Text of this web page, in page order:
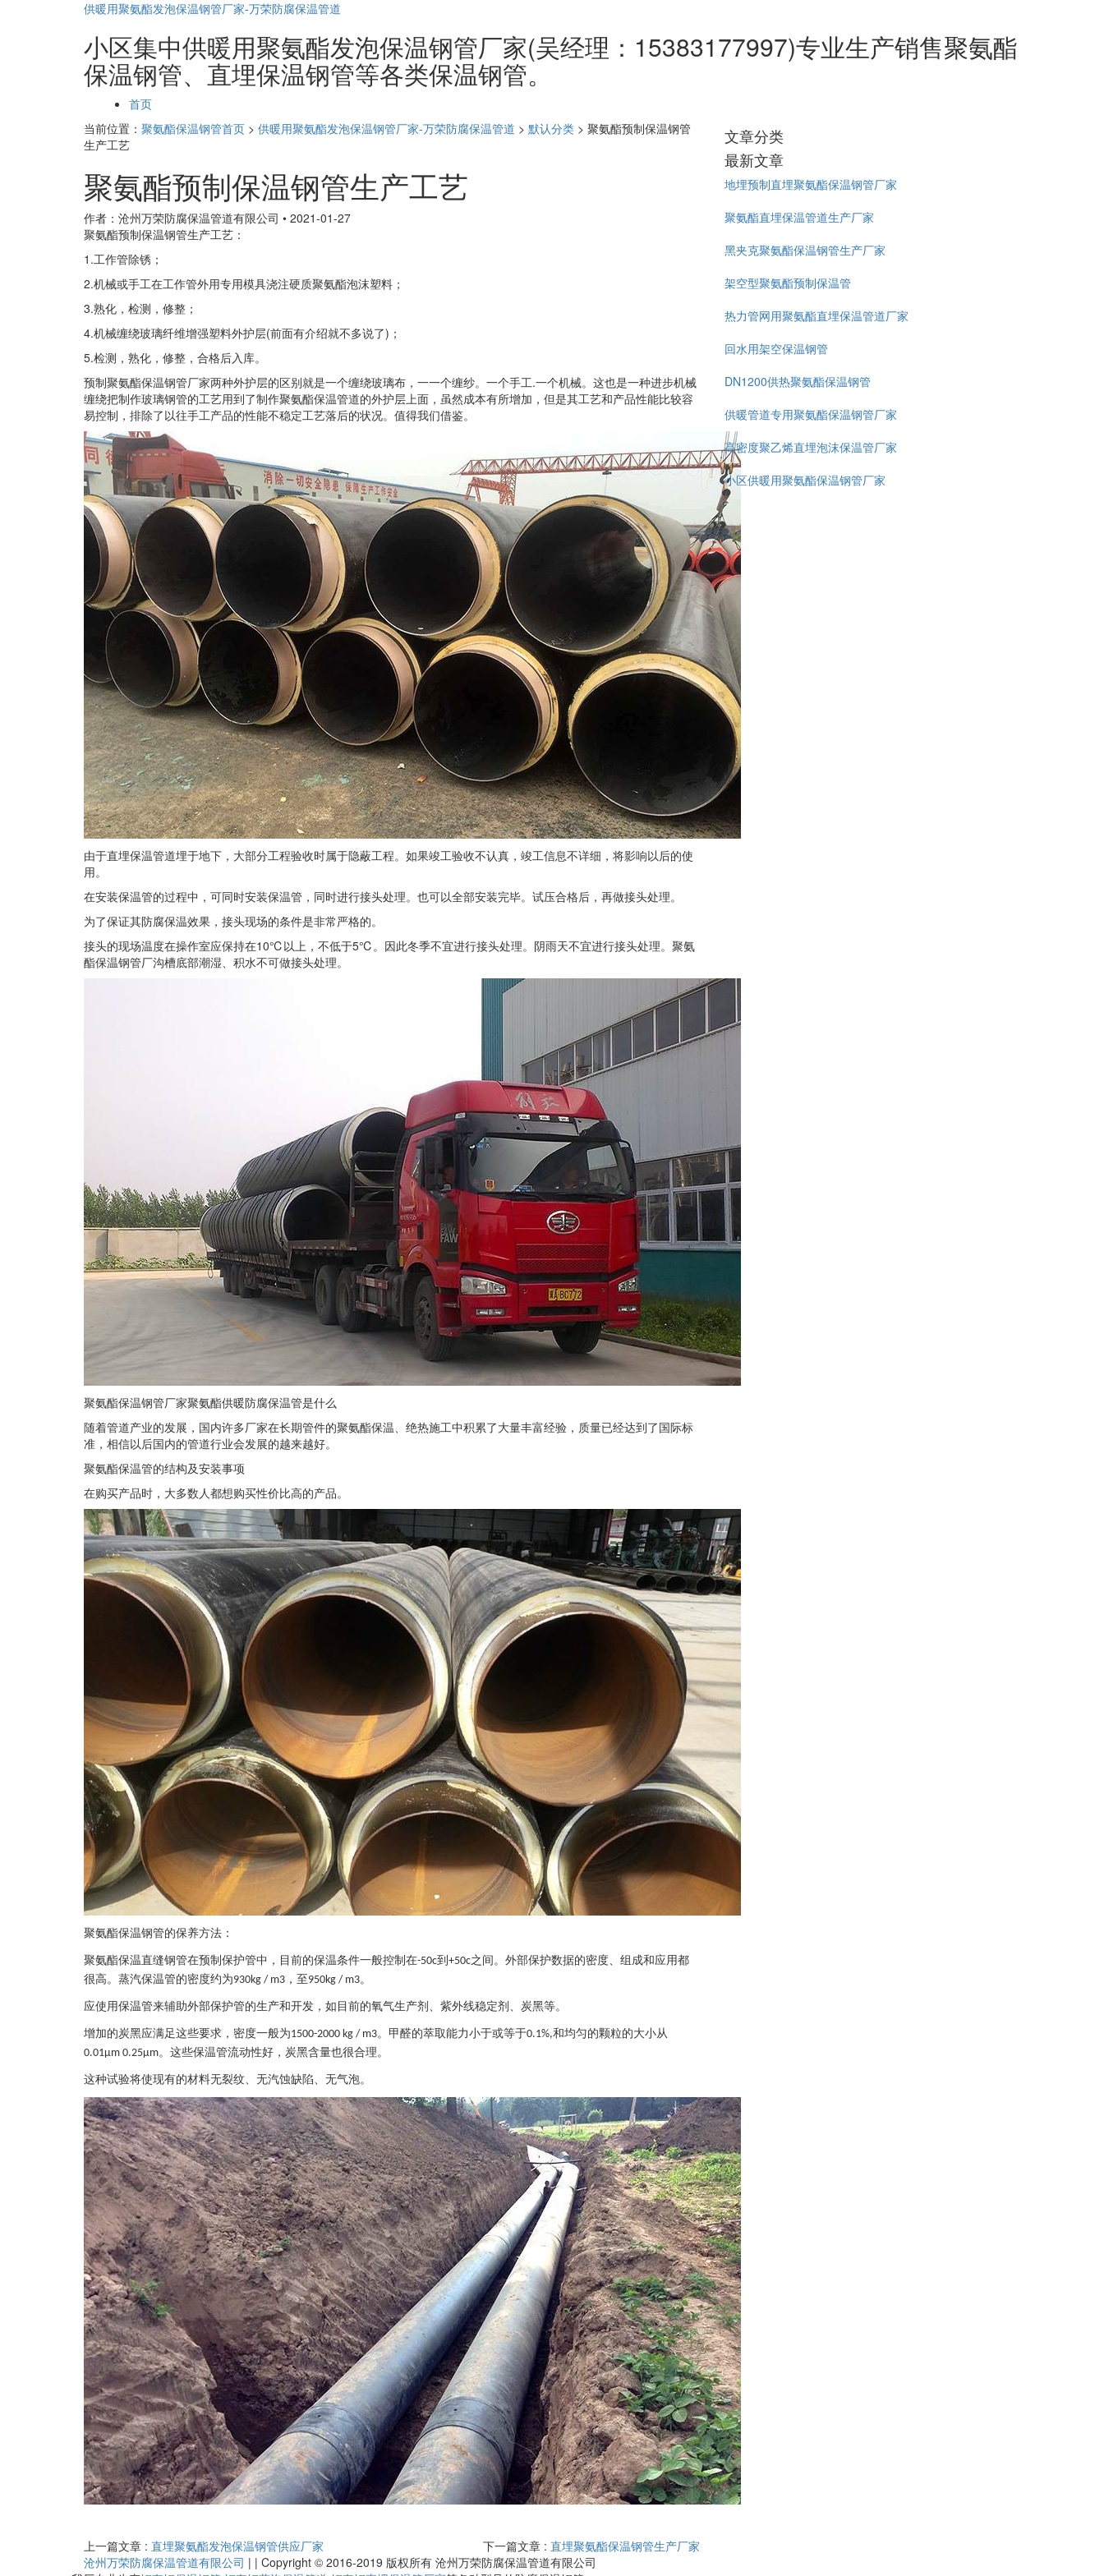
供暖用聚氨酯发泡保温钢管厂家-万荣防腐保温管道
小区集中供暖用聚氨酯发泡保温钢管厂家(吴经理：15383177997)专业生产销售聚氨酯
保温钢管、直埋保温钢管等各类保温钢管。
面
导
航
首页
当前位置： 聚氨酯保温钢管首页 > 供暖用聚氨酯发泡保温钢管厂家-万荣防腐保温管道 > 默认分类 > 聚氨酯预制保温钢管
生产工艺
聚氨酯预制保温钢管生产工艺
作者：沧州万荣防腐保温管道有限公司 • 2021-01-27
聚氨酯预制保温钢管生产工艺：
1.工作管除锈；
2.机械或手工在工作管外用专用模具浇注硬质聚氨酯泡沫塑料；
3.熟化，检测，修整；
4.机械缠绕玻璃纤维增强塑料外护层(前面有介绍就不多说了)；
5.检测，熟化，修整，合格后入库。
预制聚氨酯保温钢管厂家两种外护层的区别就是一个缠绕玻璃布，一一个缠纱。一个手工.一个机械。这也是一种进步机械
缠绕把制作玻璃钢管的工艺用到了制作聚氨酯保温管道的外护层上面，虽然成本有所增加，但是其工艺和产品性能比较容
易控制，排除了以往手工产品的性能不稳定工艺落后的状况。值得我们借鉴。
由于直埋保温管道埋于地下，大部分工程验收时属于隐蔽工程。如果竣工验收不认真，竣工信息不详细，将影响以后的使
用。
在安装保温管的过程中，可同时安装保温管，同时进行接头处理。也可以全部安装完毕。试压合格后，再做接头处理。
为了保证其防腐保温效果，接头现场的条件是非常严格的。
接头的现场温度在操作室应保持在10℃以上，不低于5℃。因此冬季不宜进行接头处理。阴雨天不宜进行接头处理。聚氨
酯保温钢管厂沟槽底部潮湿、积水不可做接头处理。
聚氨酯保温钢管厂家聚氨酯供暖防腐保温管是什么
随着管道产业的发展，国内许多厂家在长期管件的聚氨酯保温、绝热施工中积累了大量丰富经验，质量已经达到了国际标
准，相信以后国内的管道行业会发展的越来越好。
聚氨酯保温管的结构及安装事项
在购买产品时，大多数人都想购买性价比高的产品。
聚氨酯保温钢管的保养方法：
聚氨酯保温直缝钢管在预制保护管中，目前的保温条件一般控制在-50c到 +50c之间。外部保护数据的密度、组成和应用都
很高。蒸汽保温管的密度约为930kg / m3 ，至 950kg / m3。
应使用保温管来辅助外部保护管的生产和开发，如目前的氧气生产剂、紫外线稳定剂、炭黑等。
增加的炭黑应满足这些要求，密度一般为1500-2000 kg / m3。甲醛的萃取能力小于或等于0.1%,和均匀的颗粒的大小从
0.01μm 0.25μm。这些保温管流动性好，炭黑含量也很合理。
这种试验将使现有的材料无裂纹、无汽蚀缺陷、无气泡。
上一篇文章 : 直埋聚氨酯发泡保温钢管供应厂家 下一篇文章 : 直埋聚氨酯保温钢管生产厂家
文章分类
最新文章
地埋预制直埋聚氨酯保温钢管厂家
聚氨酯直埋保温管道生产厂家
黑夹克聚氨酯保温钢管生产厂家
架空型聚氨酯预制保温管
热力管网用聚氨酯直埋保温管道厂家
回水用架空保温钢管
DN1200供热聚氨酯保温钢管
供暖管道专用聚氨酯保温钢管厂家
高密度聚乙烯直埋泡沫保温管厂家
小区供暖用聚氨酯保温钢管厂家
沧州万荣防腐保温管道有限公司 | | Copyright © 2016-2019 版权所有 沧州万荣防腐保温管道有限公司